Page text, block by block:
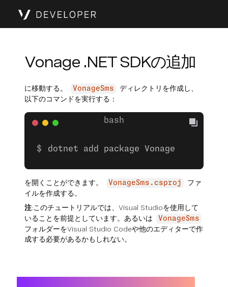
Vonage .NET SDKの追加
に移動する。 VonageSms
ディレクトリを作成し、
以下のコマンドを実行する：
dotnet add package Vonage
を開くことができます。 VonageSms.csproj
ファ
イルを作成する。
注:このチュートリアルでは、Visual Studioを使用して
いることを前提としています。あるいは
VonageSms
フォルダーをVisual Studio Codeや他のエディターで作
成する必要があるかもしれない。